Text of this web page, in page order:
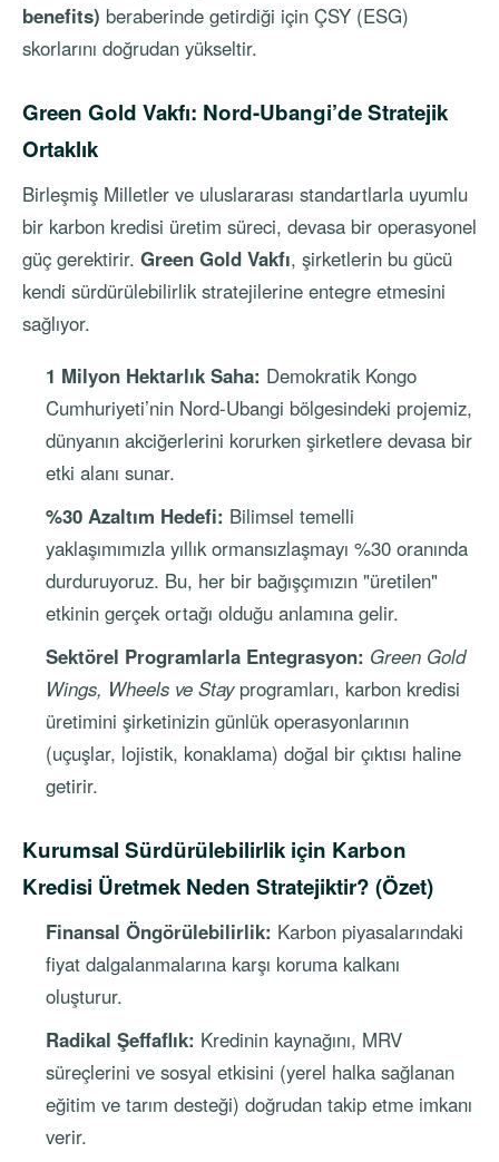
benefits) beraberinde getirdiği için ÇSY (ESG)
skorlarını doğrudan yükseltir.
Green Gold Vakfı: Nord-Ubangi’de Stratejik
Ortaklık
Birleşmiş Milletler ve uluslararası standartlarla uyumlu
bir karbon kredisi üretim süreci, devasa bir operasyonel
güç gerektirir. Green Gold Vakfı, şirketlerin bu gücü
kendi sürdürülebilirlik stratejilerine entegre etmesini
sağlıyor.
1 Milyon Hektarlık Saha: Demokratik Kongo
Cumhuriyeti’nin Nord-Ubangi bölgesindeki projemiz,
dünyanın akciğerlerini korurken şirketlere devasa bir
etki alanı sunar.
%30 Azaltım Hedefi: Bilimsel temelli
yaklaşımımızla yıllık ormansızlaşmayı %30 oranında
durduruyoruz. Bu, her bir bağışçımızın "üretilen"
etkinin gerçek ortağı olduğu anlamına gelir.
Sektörel Programlarla Entegrasyon: Green Gold
Wings, Wheels ve Stayprogramları, karbon kredisi
üretimini şirketinizin günlük operasyonlarının
(uçuşlar, lojistik, konaklama) doğal bir çıktısı haline
getirir.
Kurumsal Sürdürülebilirlik için Karbon
Kredisi Üretmek Neden Stratejiktir? (Özet)
Finansal Öngörülebilirlik: Karbon piyasalarındaki
fiyat dalgalanmalarına karşı koruma kalkanı
oluşturur.
Radikal Şeffaflık: Kredinin kaynağını, MRV
süreçlerini ve sosyal etkisini (yerel halka sağlanan
eğitim ve tarım desteği) doğrudan takip etme imkanı
verir.